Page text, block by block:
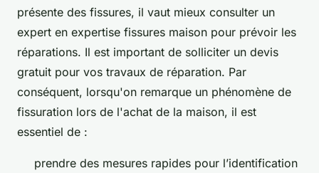
présente des fissures, il vaut mieux consulter un
expert en expertise fissures maison pour prévoir les
réparations. Il est important de solliciter un devis
gratuit pour vos travaux de réparation. Par
conséquent, lorsqu'on remarque un phénomène de
fissuration lors de l'achat de la maison, il est
essentiel de :
prendre des mesures rapides pour l’identification